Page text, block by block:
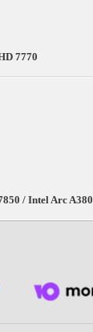
7770
/ Intel Arc A380